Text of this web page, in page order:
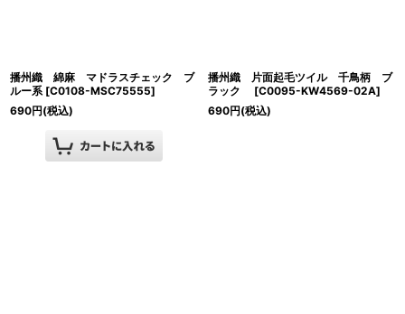
播州織 綿麻 マドラスチェック ブ
ルー系 [C0108-MSC75555]
690円(税込)
播州織 片面起毛ツイル 千鳥柄 ブ
ラック
[C0095-KW4569-02A]
690円(税込)